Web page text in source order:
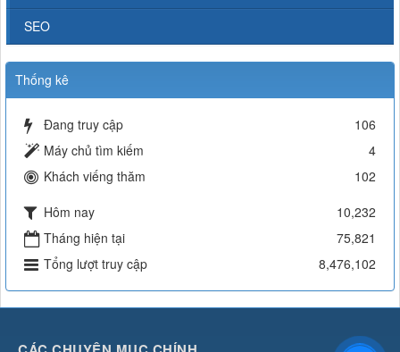
SEO
Thống kê
Đang truy cập
106
Máy chủ tìm kiếm
4
Khách viếng thăm
102
Hôm nay
10,232
Tháng hiện tại
75,821
Tổng lượt truy cập
8,476,102